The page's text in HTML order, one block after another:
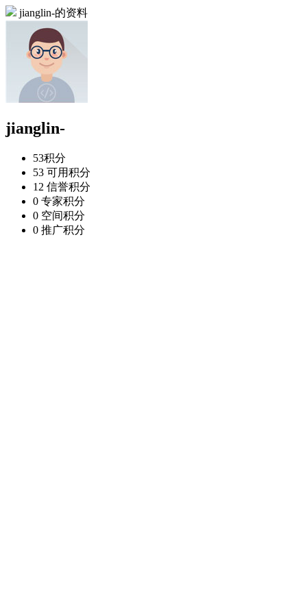
jianglin-的资料
jianglin-
53积分
53 可用积分
12 信誉积分
0 专家积分
0 空间积分
0 推广积分